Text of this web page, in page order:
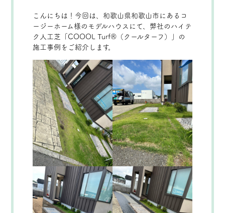
こんにちは！今回は、和歌山県和歌山市にあるコ
ージーホーム様のモデルハウスにて、弊社のハイテ
ク人工芝「COOOL Turf®（クールターフ）」の
施工事例をご紹介します。